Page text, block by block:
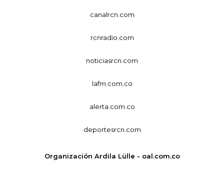
canalrcn.com
rcnradio.com
noticiasrcn.com
lafm.com.co
alerta.com.co
deportesrcn.com
Organización Ardila Lülle - oal.com.co